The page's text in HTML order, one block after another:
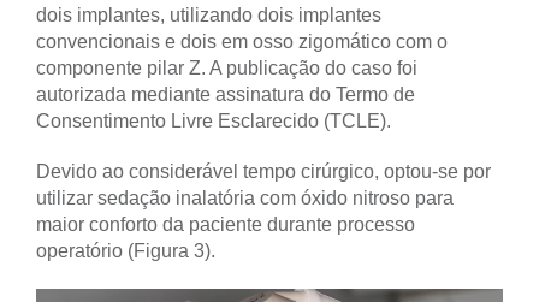
dois implantes, utilizando dois implantes
convencionais e dois em osso zigomático com o
componente pilar Z. A publicação do caso foi
autorizada mediante assinatura do Termo de
Consentimento Livre Esclarecido (TCLE).
Devido ao considerável tempo cirúrgico, optou-se por
utilizar sedação inalatória com óxido nitroso para
maior conforto da paciente durante processo
operatório (Figura 3).